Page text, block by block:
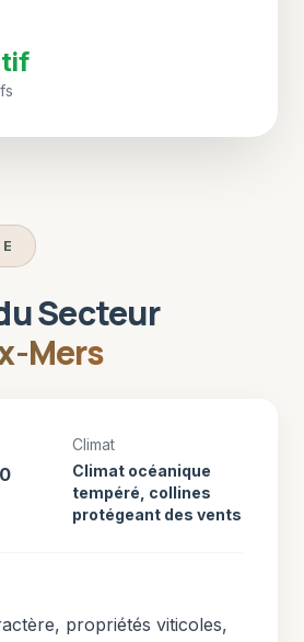
Secteur
Mers
Climat
Climat océanique
tempéré, collines
protégeant des vents
propriétés viticoles,